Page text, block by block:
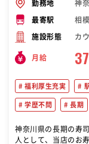
勤務地 神
最寄駅 相
施設形態 カ
月給
福利厚生充実
学歴不問 長期
神奈川県の長期の寿司職人の
人として、当店のお